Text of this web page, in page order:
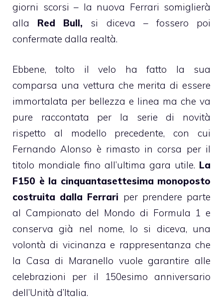
giorni scorsi – la nuova Ferrari somiglierà
alla Red Bull, si diceva – fossero poi
confermate dalla realtà.
Ebbene, tolto il velo ha fatto la sua
comparsa una vettura che merita di essere
immortalata per bellezza e linea ma che va
pure raccontata per la serie di novità
rispetto al modello precedente, con cui
Fernando Alonso è rimasto in corsa per il
titolo mondiale fino all’ultima gara utile. La
F150 è la cinquantasettesima monoposto
costruita dalla Ferrari per prendere parte
al Campionato del Mondo di Formula 1 e
conserva già nel nome, lo si diceva, una
volontà di vicinanza e rappresentanza che
la Casa di Maranello vuole garantire alle
celebrazioni per il 150esimo anniversario
dell’Unità d’Italia.